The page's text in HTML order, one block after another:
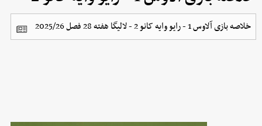
خلاصه بازی آلاوس 1 - رایو وایه کانو 2 - لالیگا هفته 28 فصل 2025/26